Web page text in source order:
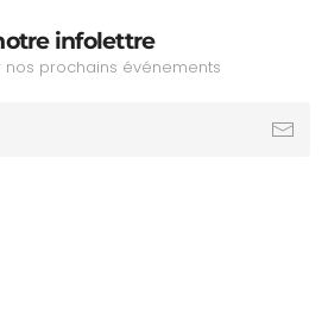
infolettre
nos prochains événements